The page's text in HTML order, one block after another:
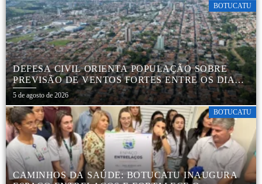
BOTUCATU
DEFESA CIVIL ORIENTA POPULAÇÃO SOBRE
PREVISÃO DE VENTOS FORTES ENTRE OS DIAS 6
E 9 DE AGOSTO
5 de agosto de 2026
BOTUCATU
CAMINHOS DA SAÚDE: BOTUCATU INAUGURA